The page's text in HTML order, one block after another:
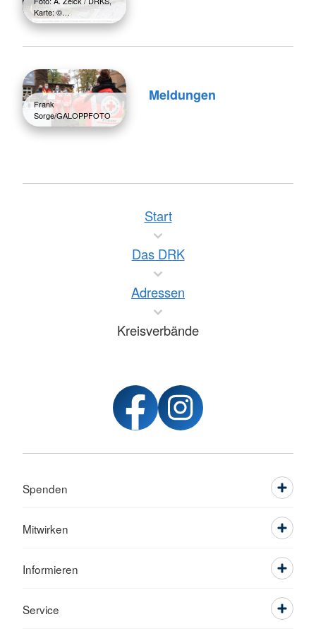
Karte: ©…
Frank
Sorge/GALOPPFOTO
Meldungen
Start
Das DRK
Adressen
Kreisverbände
Spenden
Mitwirken
Informieren
Service